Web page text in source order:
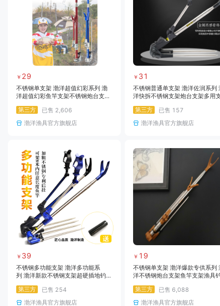
￥ 29
不锈钢单支架 渤洋超值幻彩系列 渤
洋超值幻彩鱼竿支架不锈钢炮台支架
第三方
已售 2,606
渤洋渔具官方旗舰店
￥ 31
不锈钢普通单支架 渤洋佐润系列
洋快拆不锈钢支架炮台支架多用
第三方
已售 157
渤洋渔具官方旗舰店
￥ 39
不锈钢多功能支架 渤洋多功能系
列 渤洋新款不锈钢支架超硬插地钓箱
第三方
已售 254
渤洋渔具官方旗舰店
￥ 19
不锈钢单支架 渤洋爆款专供系列
洋不锈钢炮台支架鱼竿支架渔具
第三方
已售 6,088
渤洋渔具官方旗舰店